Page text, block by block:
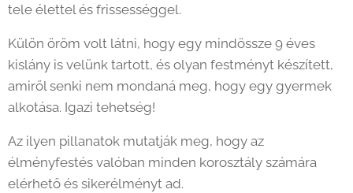
tele élettel és frissességgel. 🌿
Külön öröm volt látni, hogy egy mindössze 9 éves
kislány is velünk tartott, és olyan festményt készített,
amiről senki nem mondaná meg, hogy egy gyermek
alkotása. Igazi tehetség!
Az ilyen pillanatok mutatják meg, hogy az
élményfestés valóban minden korosztály számára
elérhető és sikerélményt ad.